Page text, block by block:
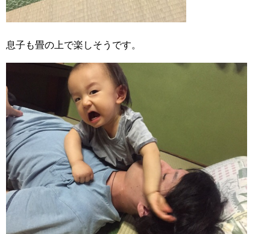
息子も畳の上で楽しそうです。